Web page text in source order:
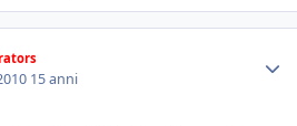
15 anni